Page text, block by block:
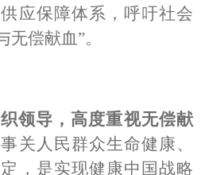
应保障体系，呼吁社会
偿献血”。
织领导，高度重视无偿献
关人民群众生命健康、
，是实现健康中国战略